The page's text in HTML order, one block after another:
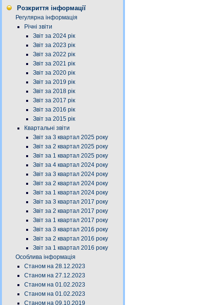
Розкриття інформації
Регулярна інформація
Річні звіти
Звіт за 2024 рік
Звіт за 2023 рік
Звіт за 2022 рік
Звіт за 2021 рік
Звіт за 2020 рік
Звіт за 2019 рік
Звіт за 2018 рік
Звіт за 2017 рік
Звіт за 2016 рік
Звіт за 2015 рік
Квартальні звіти
Звіт за 3 квартал 2025 року
Звіт за 2 квартал 2025 року
Звіт за 1 квартал 2025 року
Звіт за 4 квартал 2024 року
Звіт за 3 квартал 2024 року
Звіт за 2 квартал 2024 року
Звіт за 1 квартал 2024 року
Звіт за 3 квартал 2017 року
Звіт за 2 квартал 2017 року
Звіт за 1 квартал 2017 року
Звіт за 3 квартал 2016 року
Звіт за 2 квартал 2016 року
Звіт за 1 квартал 2016 року
Особлива інформація
Станом на 28.12.2023
Станом на 27.12.2023
Станом на 01.02.2023
Станом на 01.02.2023
Станом на 09.10.2019